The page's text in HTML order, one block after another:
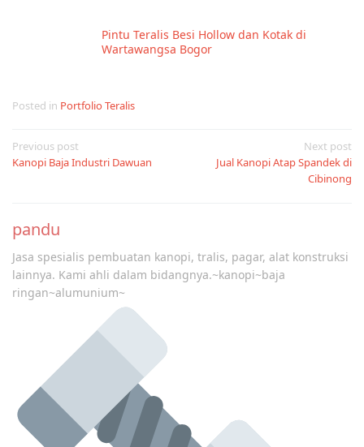
Pintu Teralis Besi Hollow dan Kotak di
Wartawangsa Bogor
Posted in Portfolio Teralis
Post
navigation
Previous post
Kanopi Baja Industri Dawuan
Next post
Jual Kanopi Atap Spandek di
Cibinong
pandu
Jasa spesialis pembuatan kanopi, tralis, pagar, alat konstruksi
lainnya. Kami ahli dalam bidangnya.~kanopi~baja
ringan~alumunium~